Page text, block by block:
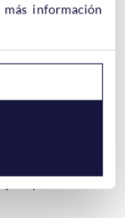
proyecto web
opción.
más información